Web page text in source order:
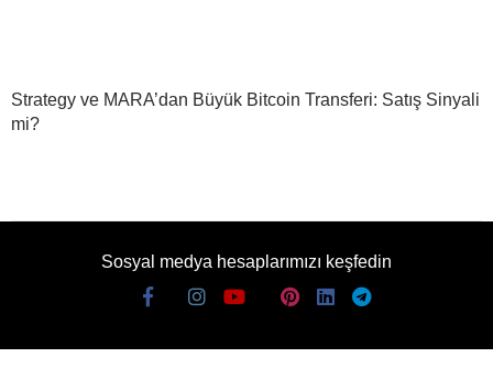
Strategy ve MARA’dan Büyük Bitcoin Transferi: Satış Sinyali
mi?
Sosyal medya hesaplarımızı keşfedin